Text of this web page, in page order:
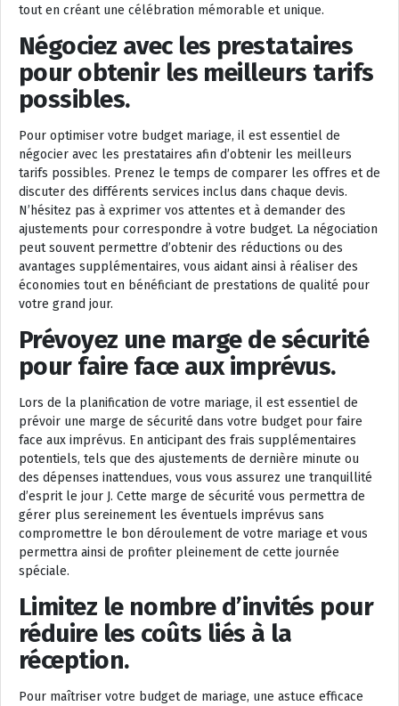
tout en créant une célébration mémorable et unique.
Négociez avec les prestataires
pour obtenir les meilleurs tarifs
possibles.
Pour optimiser votre budget mariage, il est essentiel de
négocier avec les prestataires afin d’obtenir les meilleurs
tarifs possibles. Prenez le temps de comparer les offres et de
discuter des différents services inclus dans chaque devis.
N’hésitez pas à exprimer vos attentes et à demander des
ajustements pour correspondre à votre budget. La négociation
peut souvent permettre d’obtenir des réductions ou des
avantages supplémentaires, vous aidant ainsi à réaliser des
économies tout en bénéficiant de prestations de qualité pour
votre grand jour.
Prévoyez une marge de sécurité
pour faire face aux imprévus.
Lors de la planification de votre mariage, il est essentiel de
prévoir une marge de sécurité dans votre budget pour faire
face aux imprévus. En anticipant des frais supplémentaires
potentiels, tels que des ajustements de dernière minute ou
des dépenses inattendues, vous vous assurez une tranquillité
d’esprit le jour J. Cette marge de sécurité vous permettra de
gérer plus sereinement les éventuels imprévus sans
compromettre le bon déroulement de votre mariage et vous
permettra ainsi de profiter pleinement de cette journée
spéciale.
Limitez le nombre d’invités pour
réduire les coûts liés à la
réception.
Pour maîtriser votre budget de mariage, une astuce efficace